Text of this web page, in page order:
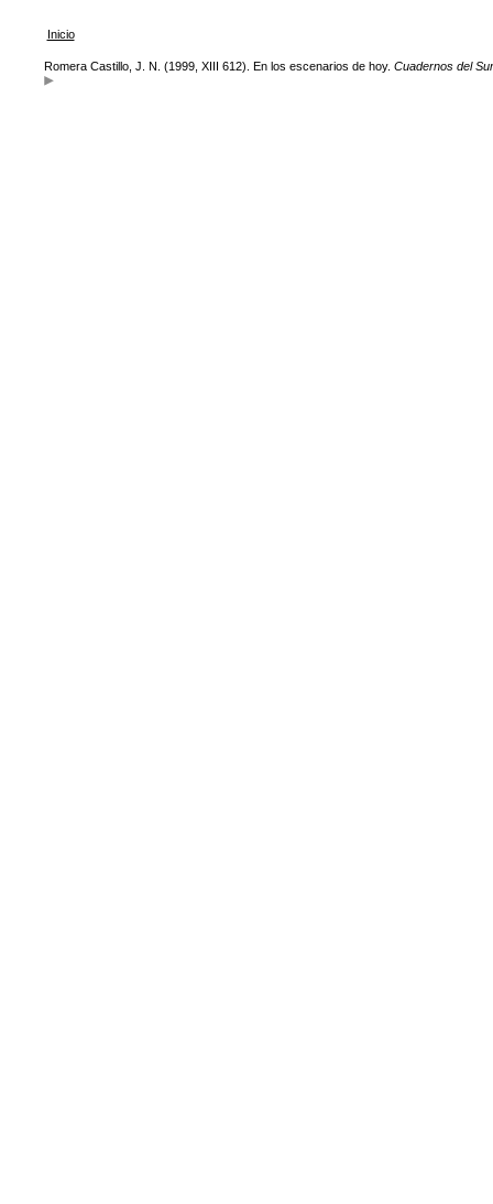
Inicio
Romera Castillo, J. N. (1999, XIII 612). En los escenarios de hoy. Cuadernos del Sur